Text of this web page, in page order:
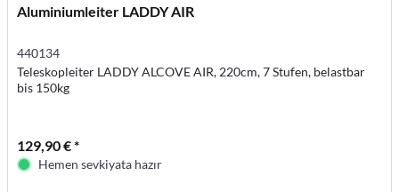
Aluminiumleiter LADDY AIR
440134
Teleskopleiter LADDY ALCOVE AIR, 220cm, 7 Stufen, belastbar
bis 150kg
129,90 € *
Hemen sevkiyata hazır